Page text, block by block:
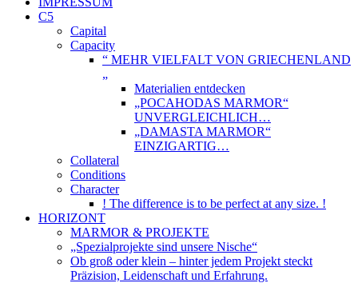
C5
Capital
Capacity
“ MEHR VIELFALT VON GRIECHENLAND
„
Materialien entdecken
„POCAHODAS MARMOR“
UNVERGLEICHLICH…
„DAMASTA MARMOR“
EINZIGARTIG…
Collateral
Conditions
Character
! The difference is to be perfect at any size. !
HORIZONT
MARMOR & PROJEKTE
„Spezialprojekte sind unsere Nische“
Ob groß oder klein – hinter jedem Projekt steckt
Präzision, Leidenschaft und Erfahrung.